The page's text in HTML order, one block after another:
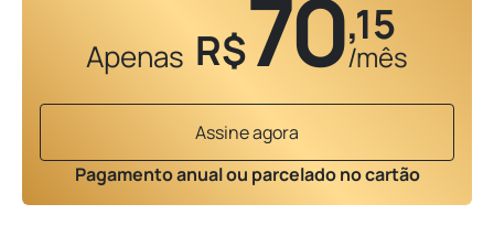
Apenas R$70,15
/mês
Assine agora
Pagamento anual ou parcelado no cartão